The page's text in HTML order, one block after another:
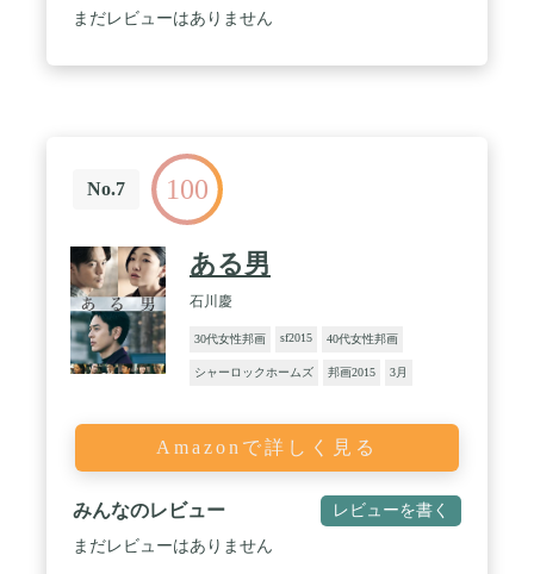
まだレビューはありません
No.7 100
ある男
石川慶
30代女性邦画 sf2015 40代女性邦画
シャーロックホームズ 邦画2015 3月
Amazonで詳しく見る
みんなのレビュー レビューを書く
まだレビューはありません